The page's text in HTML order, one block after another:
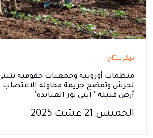
ديكريبتاج
منظمات أوروبية وجمعيات حقوقية
لحرش وتفضح جريمة محاولة الاغتصاب
أرض قبيلة " ابني ثور العبابدة"
الخميس 21 غشت 2025